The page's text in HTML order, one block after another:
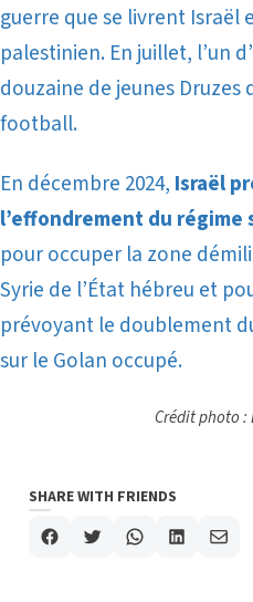
guerre que se livrent Israël
palestinien. En juillet, l’un
douzaine de jeunes Druzes
football.
En décembre 2024, Israël
l’effondrement du régime
pour occuper la zone
Syrie de l’État hébreu et
prévoyant le doublement
sur le Golan occupé.
Crédit photo :
SHARE WITH FRIENDS